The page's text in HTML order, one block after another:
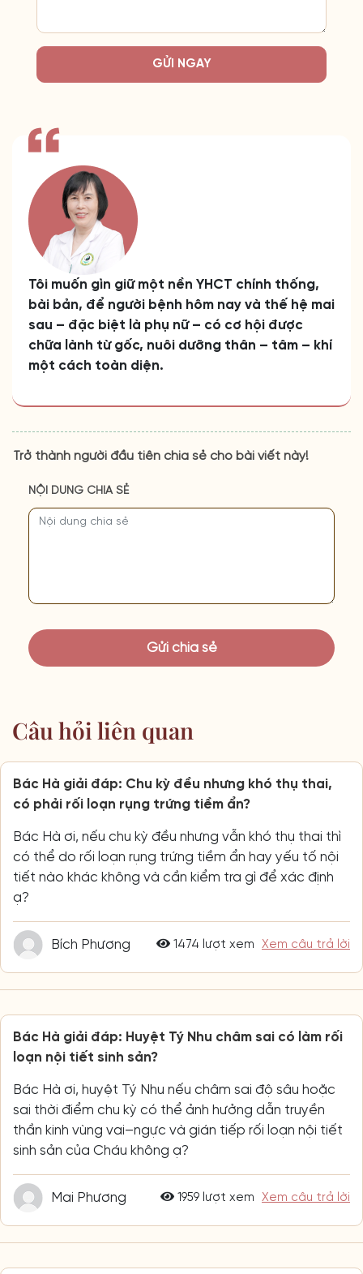
GỬI NGAY
Tôi muốn gìn giữ một nền YHCT chính thống,
bài bản, để người bệnh hôm nay và thế hệ mai
sau – đặc biệt là phụ nữ – có cơ hội được
chữa lành từ gốc, nuôi dưỡng thân – tâm – khí
một cách toàn diện.
Trở thành người đầu tiên chia sẻ cho bài viết này!
NỘI DUNG CHIA SẺ
Câu hỏi liên quan
Bác Hà giải đáp: Chu kỳ đều nhưng khó thụ thai,
có phải rối loạn rụng trứng tiềm ẩn?
Bác Hà ơi, nếu chu kỳ đều nhưng vẫn khó thụ thai thì
có thể do rối loạn rụng trứng tiềm ẩn hay yếu tố nội
tiết nào khác không và cần kiểm tra gì để xác định
ạ?
Bích Phương 1474 lượt xem Xem câu trả lời
Bác Hà giải đáp: Huyệt Tý Nhu châm sai có làm rối
loạn nội tiết sinh sản?
Bác Hà ơi, huyệt Tý Nhu nếu châm sai độ sâu hoặc
sai thời điểm chu kỳ có thể ảnh hưởng dẫn truyền
thần kinh vùng vai–ngực và gián tiếp rối loạn nội tiết
sinh sản của Cháu không ạ?
Mai Phương 1959 lượt xem Xem câu trả lời